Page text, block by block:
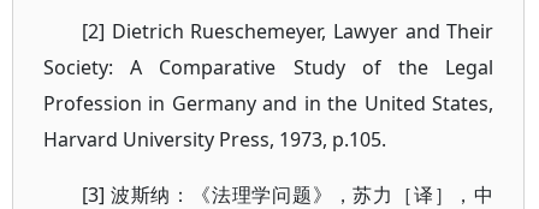
[2] Dietrich Rueschemeyer, Lawyer and Their
Society: A Comparative Study of the Legal
Profession in Germany and in the United States,
Harvard University Press, 1973, p.105.
[3] 波斯纳：《法理学问题》，苏力［译］，中